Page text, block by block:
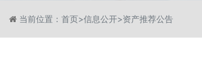
当前位置： 首页>信息公开>资产推荐公告